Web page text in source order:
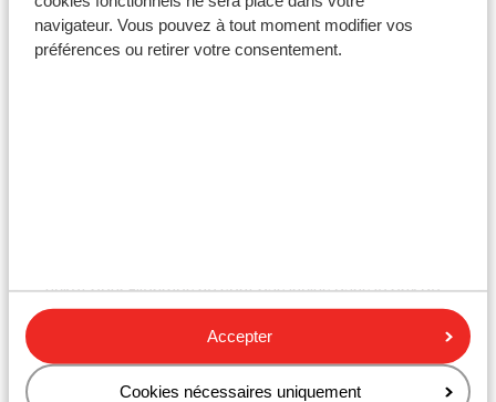
navigateur. Vous pouvez à tout moment modifier vos
préférences ou retirer votre consentement.
Accepter
Cookies nécessaires uniquement
commencerons a journée par une visite de la colline de
Filerimos, juste à l'extérieur de la ville de Rhodes. Au
niveau de la croix de 18 mètres de haut, perchée sur la
ticket pour Filerimos ne sont pas inclus dans le prix de
l’excursion. Possibilité de réserver à Ialyssos, Ixia,
Faliraki et la ville de Rhodes.